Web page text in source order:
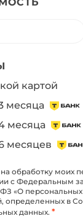
картой
месяца
месяца
месяцев
на обработку моих
с Федеральным
«О
определенных в
данных. *